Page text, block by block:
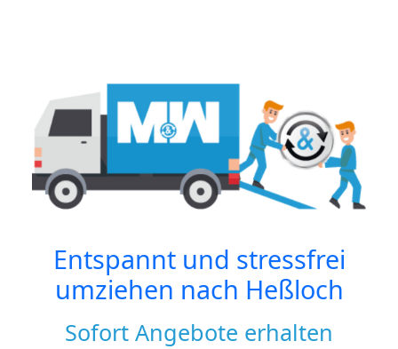
Entspannt und stressfrei
umziehen nach Heßloch
Sofort Angebote erhalten